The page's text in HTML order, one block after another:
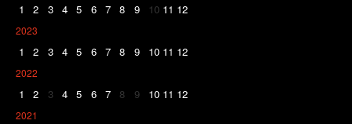
1 2 3 4 5 6 7 8 9 10 11 12
2023
1 2 3 4 5 6 7 8 9 10 11 12
2022
1 2 3 4 5 6 7 8 9 10 11 12
2021